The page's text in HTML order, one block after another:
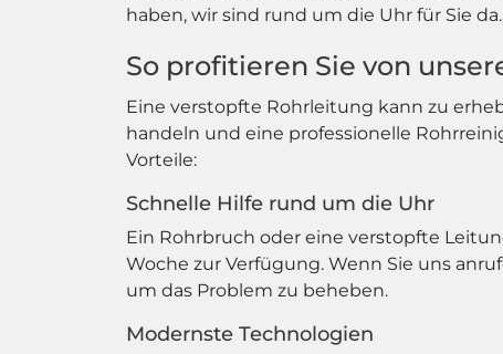
haben, wir sind rund um die Uhr für Sie da.
So profitieren Sie von
Eine verstopfte Rohrleitung kann zu
handeln und eine professionelle
Vorteile:
Schnelle Hilfe rund um die Uhr
Ein Rohrbruch oder eine verstopfte
Woche zur Verfügung. Wenn Sie uns
um das Problem zu beheben.
Modernste Technologien